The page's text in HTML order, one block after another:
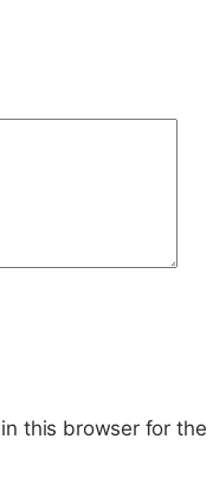
this browser for the